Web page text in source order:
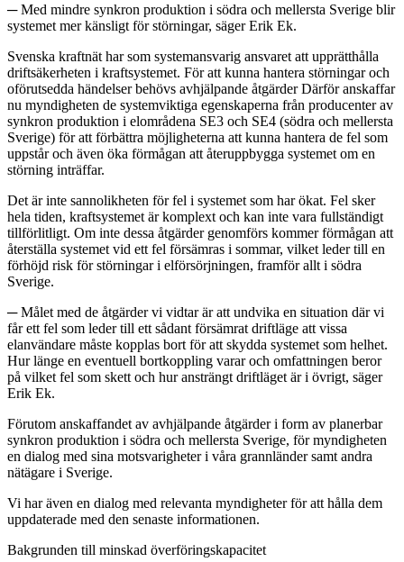
─ Med mindre synkron produktion i södra och mellersta Sverige blir
systemet mer känsligt för störningar, säger Erik Ek.
Svenska kraftnät har som systemansvarig ansvaret att upprätthålla
driftsäkerheten i kraftsystemet. För att kunna hantera störningar och
oförutsedda händelser behövs avhjälpande åtgärder Därför anskaffar
nu myndigheten de systemviktiga egenskaperna från producenter av
synkron produktion i elområdena SE3 och SE4 (södra och mellersta
Sverige) för att förbättra möjligheterna att kunna hantera de fel som
uppstår och även öka förmågan att återuppbygga systemet om en
störning inträffar.
Det är inte sannolikheten för fel i systemet som har ökat. Fel sker
hela tiden, kraftsystemet är komplext och kan inte vara fullständigt
tillförlitligt. Om inte dessa åtgärder genomförs kommer förmågan att
återställa systemet vid ett fel försämras i sommar, vilket leder till en
förhöjd risk för störningar i elförsörjningen, framför allt i södra
Sverige.
─ Målet med de åtgärder vi vidtar är att undvika en situation där vi
får ett fel som leder till ett sådant försämrat driftläge att vissa
elanvändare måste kopplas bort för att skydda systemet som helhet.
Hur länge en eventuell bortkoppling varar och omfattningen beror
på vilket fel som skett och hur ansträngt driftläget är i övrigt, säger
Erik Ek.
Förutom anskaffandet av avhjälpande åtgärder i form av planerbar
synkron produktion i södra och mellersta Sverige, för myndigheten
en dialog med sina motsvarigheter i våra grannländer samt andra
nätägare i Sverige.
Vi har även en dialog med relevanta myndigheter för att hålla dem
uppdaterade med den senaste informationen.
Bakgrunden till minskad överföringskapacitet